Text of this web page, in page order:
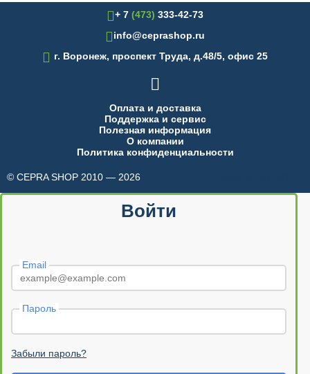
+ 7 (473) 333-42-73
info@ceprashop.ru
 г. Воронеж, проспект Труда, д.48/5, офис 25

Оплата и доставка
Поддержка и сервис
Полезная информация
О компании
Политика конфиденциальности
© CEPRA SHOP 2010 — 2026
Войти
Email
Пароль
Забыли пароль?